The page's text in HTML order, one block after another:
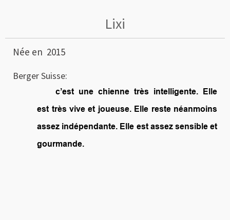
Lixi
Née en 2015
Berger Suisse:
c’est une chienne très intelligente. Elle
est très vive et joueuse. Elle reste néanmoins
assez indépendante. Elle est assez sensible et
gourmande.